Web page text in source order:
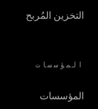
التخزين المُربح
المؤسسات
المؤسسات